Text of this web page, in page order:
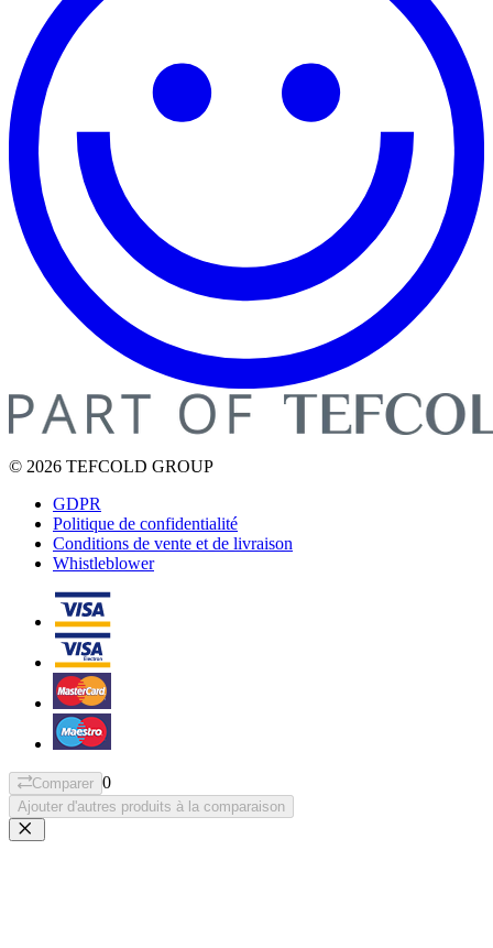
© 2026 TEFCOLD GROUP
GDPR
Politique de confidentialité
Conditions de vente et de livraison
Whistleblower
Comparer 0
Ajouter d'autres produits à la comparaison